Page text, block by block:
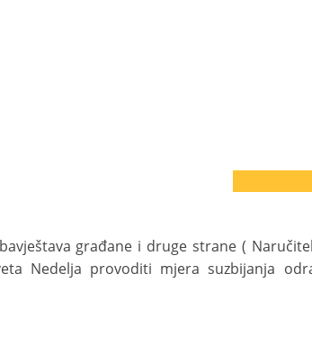
građane i druge strane (
Nedelja provoditi mjera suzbijanja